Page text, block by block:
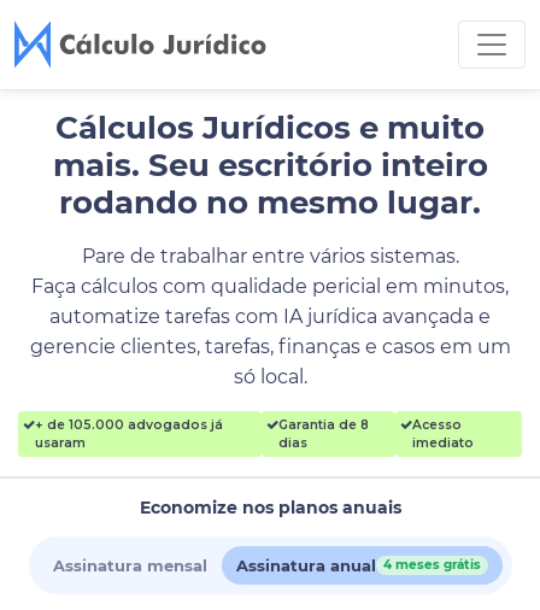
Cálculos Jurídicos e muito
mais. Seu escritório inteiro
rodando no mesmo lugar.
Pare de trabalhar entre vários sistemas.
Faça cálculos com qualidade pericial em minutos,
automatize tarefas com IA jurídica avançada e
gerencie clientes, tarefas, finanças e casos em um
só local.
+ de 105.000 advogados já
usaram
Garantia de 8
dias
Acesso
imediato
Economize nos planos anuais
Assinatura mensal Assinatura anual 4 meses grátis